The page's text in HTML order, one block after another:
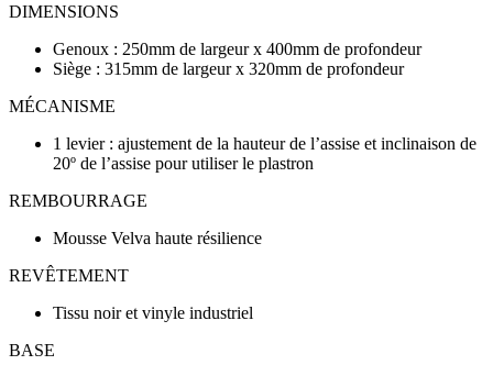
DIMENSIONS
Genoux : 250mm de largeur x 400mm de profondeur
Siège : 315mm de largeur x 320mm de profondeur
MÉCANISME
1 levier : ajustement de la hauteur de l’assise et inclinaison de
20º de l’assise pour utiliser le plastron
REMBOURRAGE
Mousse Velva haute résilience
REVÊTEMENT
Tissu noir et vinyle industriel
BASE